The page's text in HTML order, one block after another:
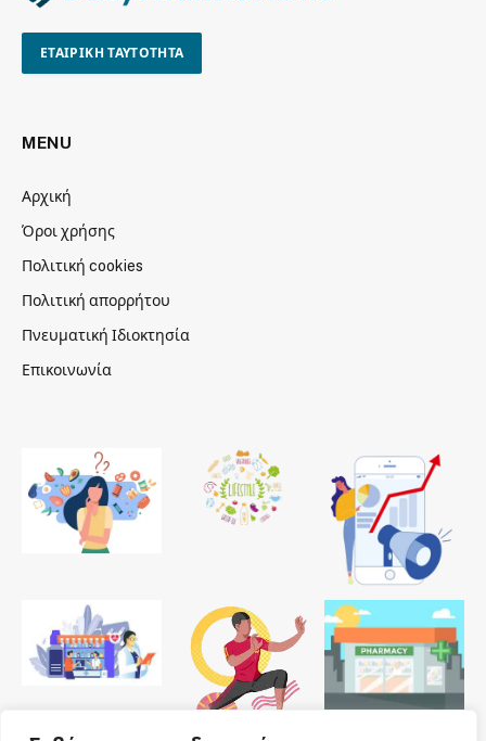
ΕΤΑΙΡΙΚΗ ΤΑΥΤΟΤΗΤΑ
MENU
Αρχική
Όροι χρήσης
Πολιτική cookies
Πολιτική απορρήτου
Πνευματική Ιδιοκτησία
Επικοινωνία